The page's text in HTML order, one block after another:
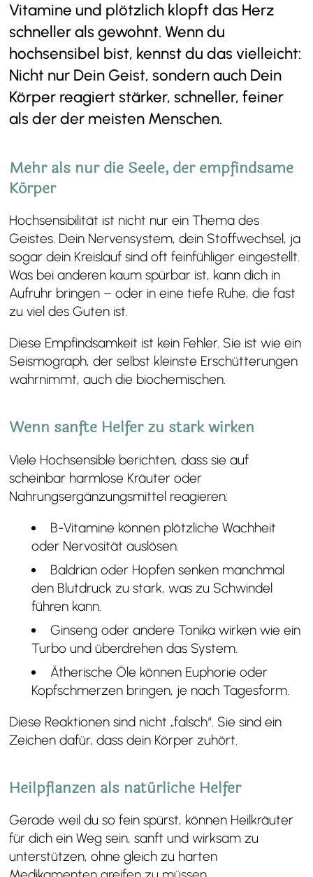
Vitamine und plötzlich klopft das Herz
schneller als gewohnt. Wenn du
hochsensibel bist, kennst du das vielleicht:
Nicht nur Dein Geist, sondern auch Dein
Körper reagiert stärker, schneller, feiner
als der der meisten Menschen.
Mehr als nur die Seele, der empfindsame
Körper
Hochsensibilität ist nicht nur ein Thema des
Geistes. Dein Nervensystem, dein Stoffwechsel, ja
sogar dein Kreislauf sind oft feinfühliger eingestellt.
Was bei anderen kaum spürbar ist, kann dich in
Aufruhr bringen – oder in eine tiefe Ruhe, die fast
zu viel des Guten ist.
Diese Empfindsamkeit ist kein Fehler. Sie ist wie ein
Seismograph, der selbst kleinste Erschütterungen
wahrnimmt, auch die biochemischen.
Wenn sanfte Helfer zu stark wirken
Viele Hochsensible berichten, dass sie auf
scheinbar harmlose Kräuter oder
Nahrungsergänzungsmittel reagieren:
B-Vitamine können plötzliche Wachheit
oder Nervosität auslösen.
Baldrian oder Hopfen senken manchmal
den Blutdruck zu stark, was zu Schwindel
führen kann.
Ginseng oder andere Tonika wirken wie ein
Turbo und überdrehen das System.
Ätherische Öle können Euphorie oder
Kopfschmerzen bringen, je nach Tagesform.
Diese Reaktionen sind nicht „falsch“. Sie sind ein
Zeichen dafür, dass dein Körper zuhört.
Heilpflanzen als natürliche Helfer
Gerade weil du so fein spürst, können Heilkräuter
für dich ein Weg sein, sanft und wirksam zu
unterstützen, ohne gleich zu harten